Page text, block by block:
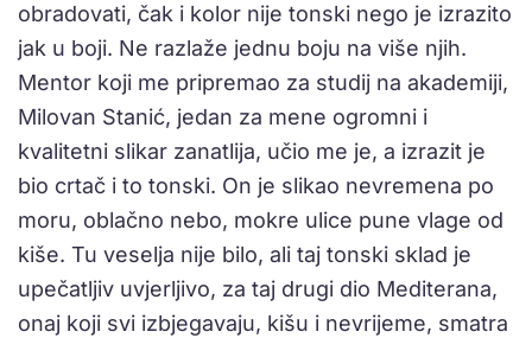
obradovati, čak i kolor nije tonski nego je izrazito
jak u boji. Ne razlaže jednu boju na više njih.
Mentor koji me pripremao za studij na akademiji,
Milovan Stanić, jedan za mene ogromni i
kvalitetni slikar zanatlija, učio me je, a izrazit je
bio crtač i to tonski. On je slikao nevremena po
moru, oblačno nebo, mokre ulice pune vlage od
kiše. Tu veselja nije bilo, ali taj tonski sklad je
upečatljiv uvjerljivo, za taj drugi dio Mediterana,
onaj koji svi izbjegavaju, kišu i nevrijeme, smatra